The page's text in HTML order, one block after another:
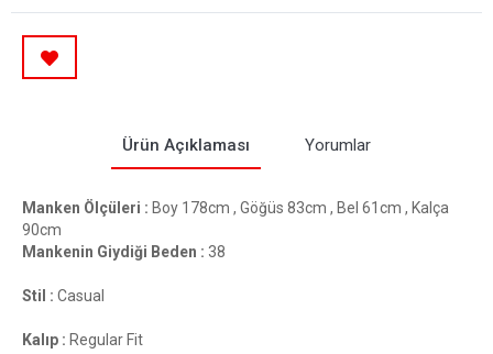
Ürün Açıklaması Yorumlar
Manken Ölçüleri : Boy 178cm , Göğüs 83cm , Bel 61cm , Kalça
90cm
Mankenin Giydiği Beden : 38
Stil : Casual
Kalıp : Regular Fit